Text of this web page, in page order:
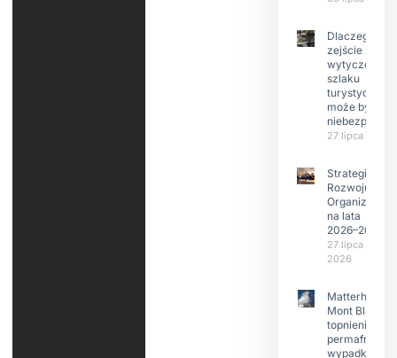
Dlaczego
zejście z
wytyczonego
szlaku
może być
27 lipca 2026
Strategia
Rozwoju
Organizacji
na lata
2026–2029
27 lipca
2026
Matterhorn i
Mont Blanc:
topnienie
permafrost,
wypadki